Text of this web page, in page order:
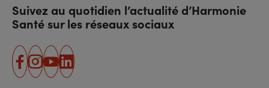
Suivez au quotidien l’actualité d’Harmonie
Santé sur les réseaux sociaux
facebook
instagram
youtube
linkedin